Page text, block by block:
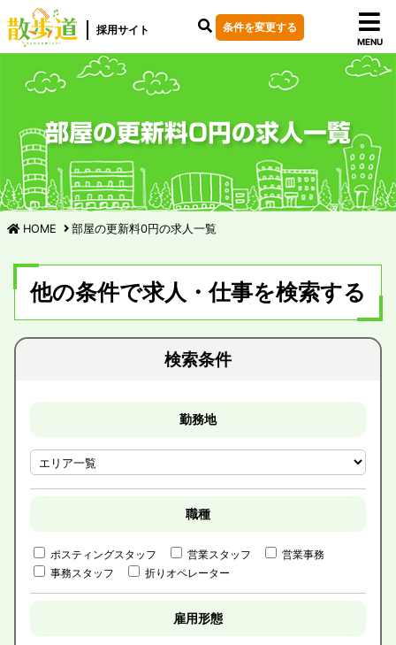
採用サイト 条件を変更する
MENU
部屋の更新料0円の求人一覧
HOME 部屋の更新料0円の求人一覧
他の条件で求人・仕事を検索する
検索条件
勤務地
職種
ポスティングスタッフ 営業スタッフ
営業事務
事務スタッフ
折りオペレーター
雇用形態